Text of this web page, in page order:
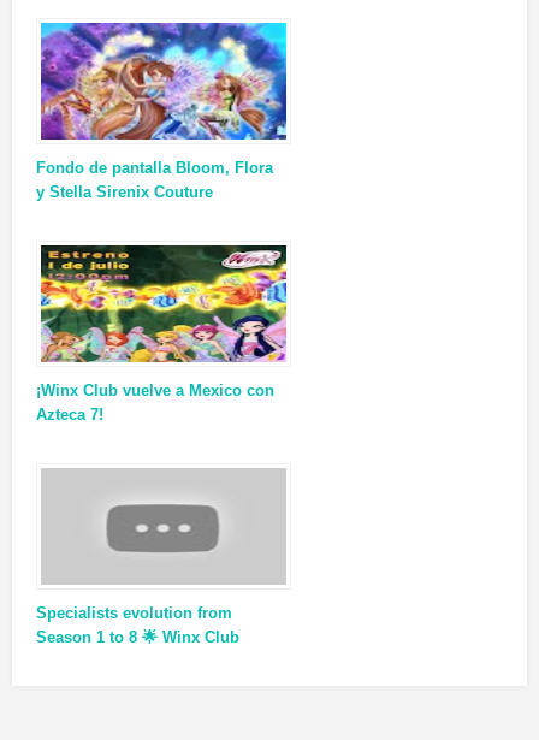
Fondo de pantalla Bloom, Flora
y Stella Sirenix Couture
¡Winx Club vuelve a Mexico con
Azteca 7!
Specialists evolution from
Season 1 to 8 🌟 Winx Club